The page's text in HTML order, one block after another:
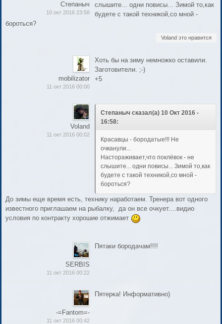
Степаныч
10 окт 2016 23:58
слышите... одни повисы... Зимой то,как
будете с такой техникой,со мной -
бороться?
Voland это нравится
mobilizator
11 окт 2016 00:00
Хоть бы на зиму немножко оставили.
Заготовители. ;-)
+5
Voland
11 окт 2016 00:02
Степаныч сказал(а) 10 Окт 2016 -
16:58:
Красавцы - бородатые!!! Не
очканули...
Настораживает,что поклёвок - не
слышите... одни повисы... Зимой то,как
будете с такой техникой,со мной -
бороться?
До зимы еще время есть, технику наработаем. Тренера вот одного
известного приглашаем на рыбалку, да он все очкует....видио
условия по контракту хорошие отжимает
SERBIS
11 окт 2016 00:22
Пятаки бородачам!!!!
-=Fantom=-
11 окт 2016 00:42
Пятерка! Информативно)